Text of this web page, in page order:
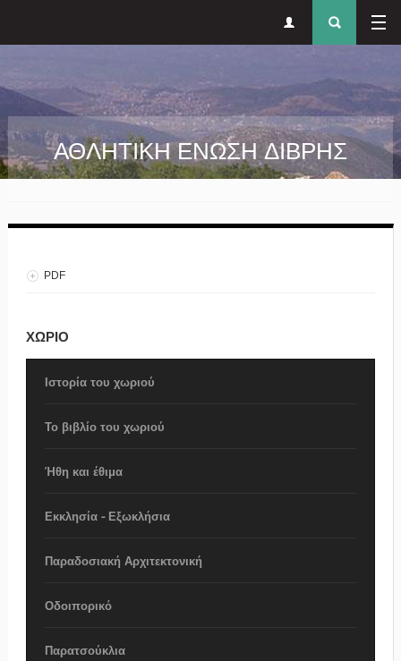
μενού
ΑΘΛΗΤΙΚΗ ΕΝΩΣΗ ΔΙΒΡΗΣ
PDF
ΧΩΡΙΟ
Ιστορία του χωριού
Το βιβλίο του χωριού
Ήθη και έθιμα
Εκκλησία - Εξωκλήσια
Παραδοσιακή Αρχιτεκτονική
Οδοιπορικό
Παρατσούκλια